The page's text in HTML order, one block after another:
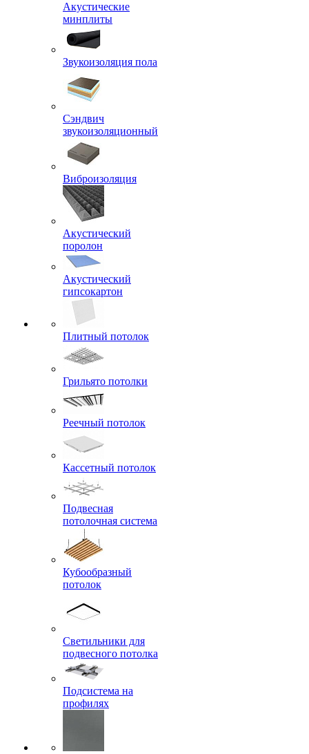
Акустические
минплиты
Звукоизоляция пола
Сэндвич
звукоизоляционный
Виброизоляция
Акустический
поролон
Акустический
гипсокартон
Плитный потолок
Грильято потолки
Реечный потолок
Кассетный потолок
Подвесная
потолочная система
Кубообразный
потолок
Светильники для
подвесного потолка
Подсистема на
профилях